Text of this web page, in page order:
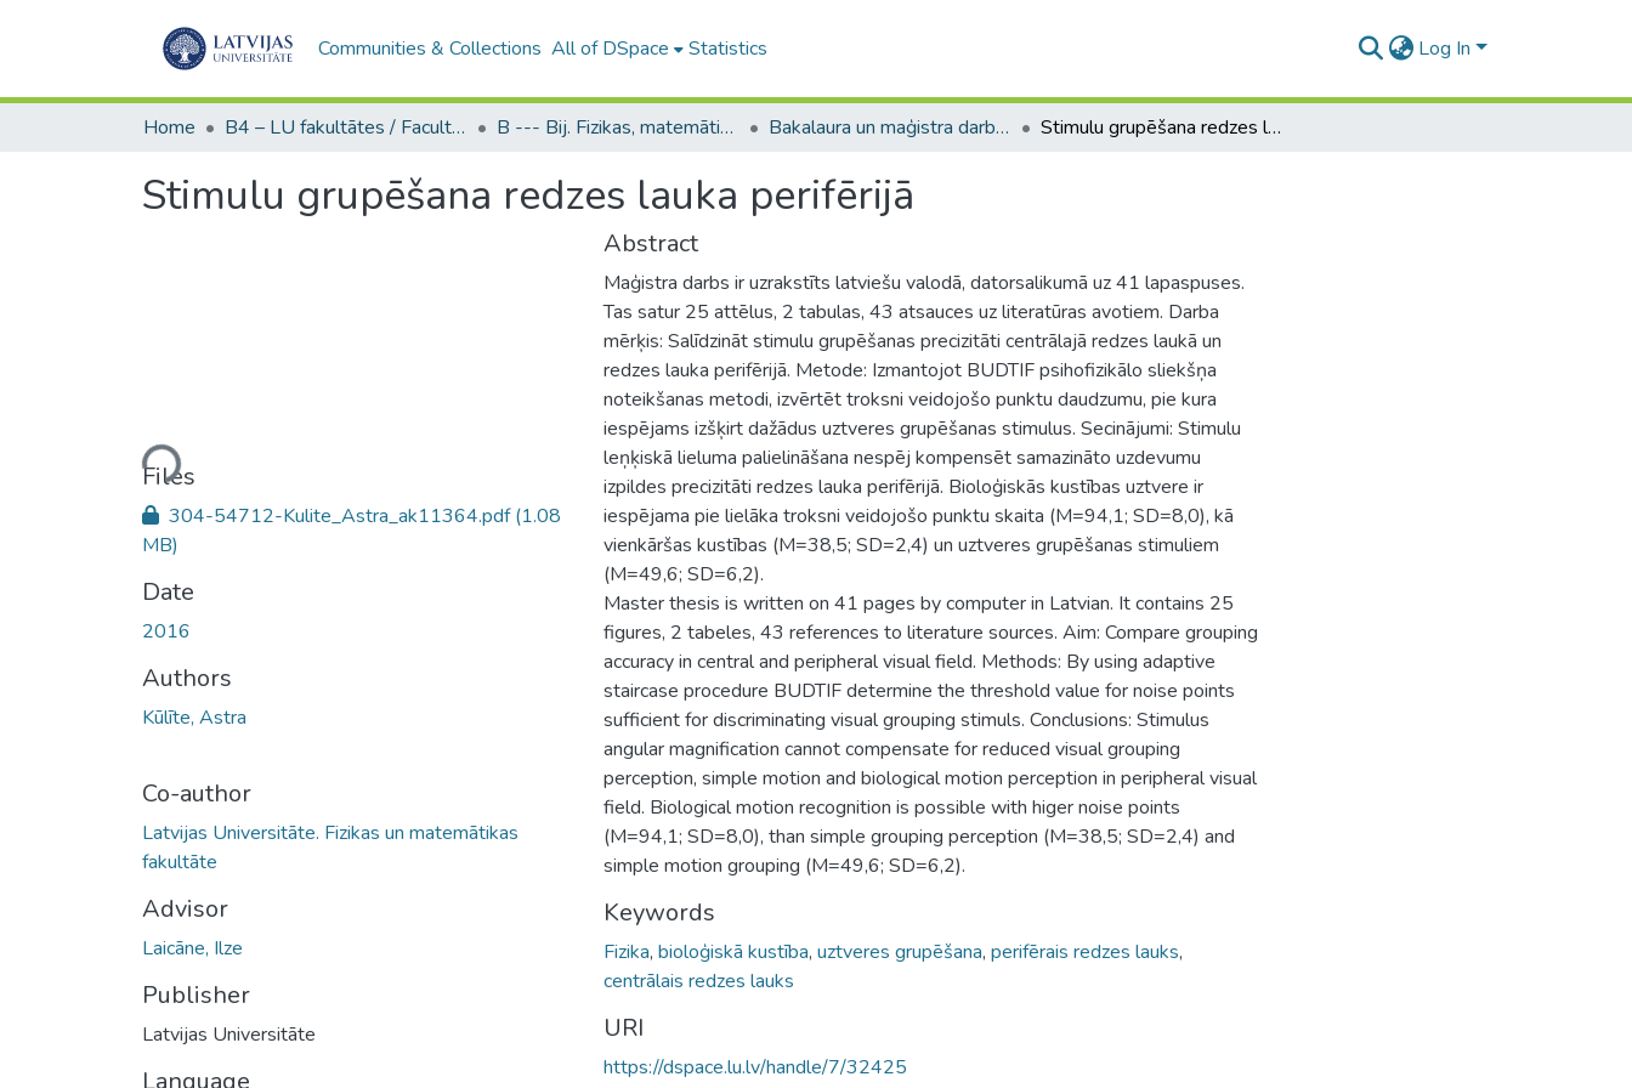
Communities & Collections All of DSpace Statistics Log In
Home B4 – LU fakultātes / Faculties of the UL B --- Bij. Fizikas, matemātikas un optometrijas fakultātes studentu noslēguma darbi / Faculty of Physics, Mathematics and Optometry - Graduate works Bakalaura un maģistra darbi (FMOF) / Bachelor's and Master's theses Stimulu grupēšana redzes lauka perifērijā
Stimulu grupēšana redzes lauka perifērijā
Loading...
Files
304-54712-Kulite_Astra_ak11364.pdf(1.08
MB)
Date
2016
Authors
Kūlīte, Astra
Co-author
Latvijas Universitāte. Fizikas un matemātikas
fakultāte
Advisor
Laicāne, Ilze
Publisher
Latvijas Universitāte
Language
Abstract
Maģistra darbs ir uzrakstīts latviešu valodā, datorsalikumā uz 41 lapaspuses.
Tas satur 25 attēlus, 2 tabulas, 43 atsauces uz literatūras avotiem. Darba
mērķis: Salīdzināt stimulu grupēšanas precizitāti centrālajā redzes laukā un
redzes lauka perifērijā. Metode: Izmantojot BUDTIF psihofizikālo sliekšņa
noteikšanas metodi, izvērtēt troksni veidojošo punktu daudzumu, pie kura
iespējams izšķirt dažādus uztveres grupēšanas stimulus. Secinājumi: Stimulu
leņķiskā lieluma palielināšana nespēj kompensēt samazināto uzdevumu
izpildes precizitāti redzes lauka perifērijā. Bioloģiskās kustības uztvere ir
iespējama pie lielāka troksni veidojošo punktu skaita (M=94,1; SD=8,0), kā
vienkāršas kustības (M=38,5; SD=2,4) un uztveres grupēšanas stimuliem
(M=49,6; SD=6,2).
Master thesis is written on 41 pages by computer in Latvian. It contains 25
figures, 2 tabeles, 43 references to literature sources. Aim: Compare grouping
accuracy in central and peripheral visual field. Methods: By using adaptive
staircase procedure BUDTIF determine the threshold value for noise points
sufficient for discriminating visual grouping stimuls. Conclusions: Stimulus
angular magnification cannot compensate for reduced visual grouping
perception, simple motion and biological motion perception in peripheral visual
field. Biological motion recognition is possible with higer noise points
(M=94,1; SD=8,0), than simple grouping perception (M=38,5; SD=2,4) and
simple motion grouping (M=49,6; SD=6,2).
Keywords
Fizika, bioloģiskā kustība, uztveres grupēšana, perifērais redzes lauks,
centrālais redzes lauks
URI
https://dspace.lu.lv/handle/7/32425